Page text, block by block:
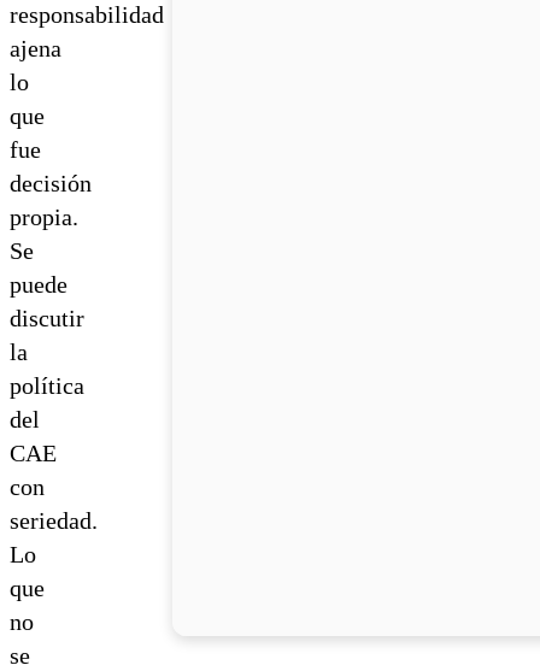
responsabilidad
ajena
lo
que
fue
decisión
propia.
Se
puede
discutir
la
política
del
CAE
con
seriedad.
Lo
que
no
se